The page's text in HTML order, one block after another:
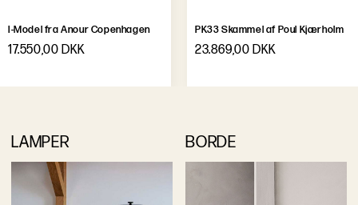
I-Model fra Anour Copenhagen
17.550,00 DKK
PK33 Skammel af Poul Kjærholm
23.869,00 DKK
LAMPER BORDE